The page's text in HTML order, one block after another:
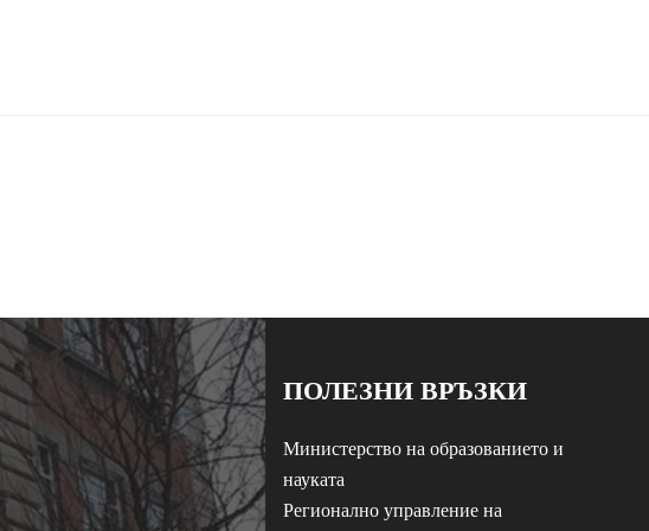
ПОЛЕЗНИ ВРЪЗКИ
Министерство на образованието и
науката
Регионално управление на